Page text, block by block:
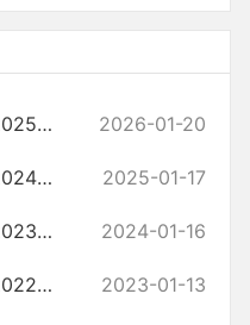
天门市住房保障服务中心2025年度政府信息公开年度报告 2026-01-20
天门市住房保障服务中心2024年度政府信息公开年度报告 2025-01-17
天门市住房保障服务中心2023年政府信息公开工作年度报告 2024-01-16
天门市住房保障服务中心2022年政府信息公开工作年度报告 2023-01-13